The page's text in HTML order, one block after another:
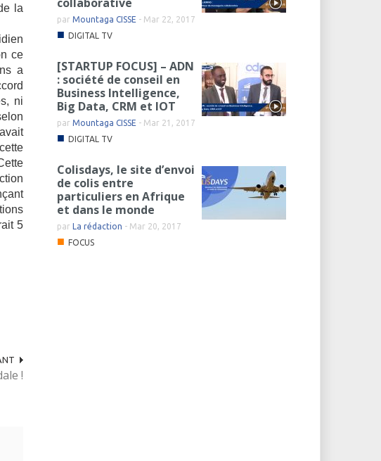
la
ce
a
ni
5
!
parMountaga CISSE - Mar 22, 2017
■ DIGITAL TV
[STARTUP FOCUS] – ADN
: société de conseil en
Business Intelligence,
Big Data, CRM et IOT
parMountaga CISSE - Mar 21, 2017
■ DIGITAL TV
Colisdays, le site d’envoi
de colis entre
particuliers en Afrique
et dans le monde
parLa rédaction - Mar 20, 2017
■ FOCUS